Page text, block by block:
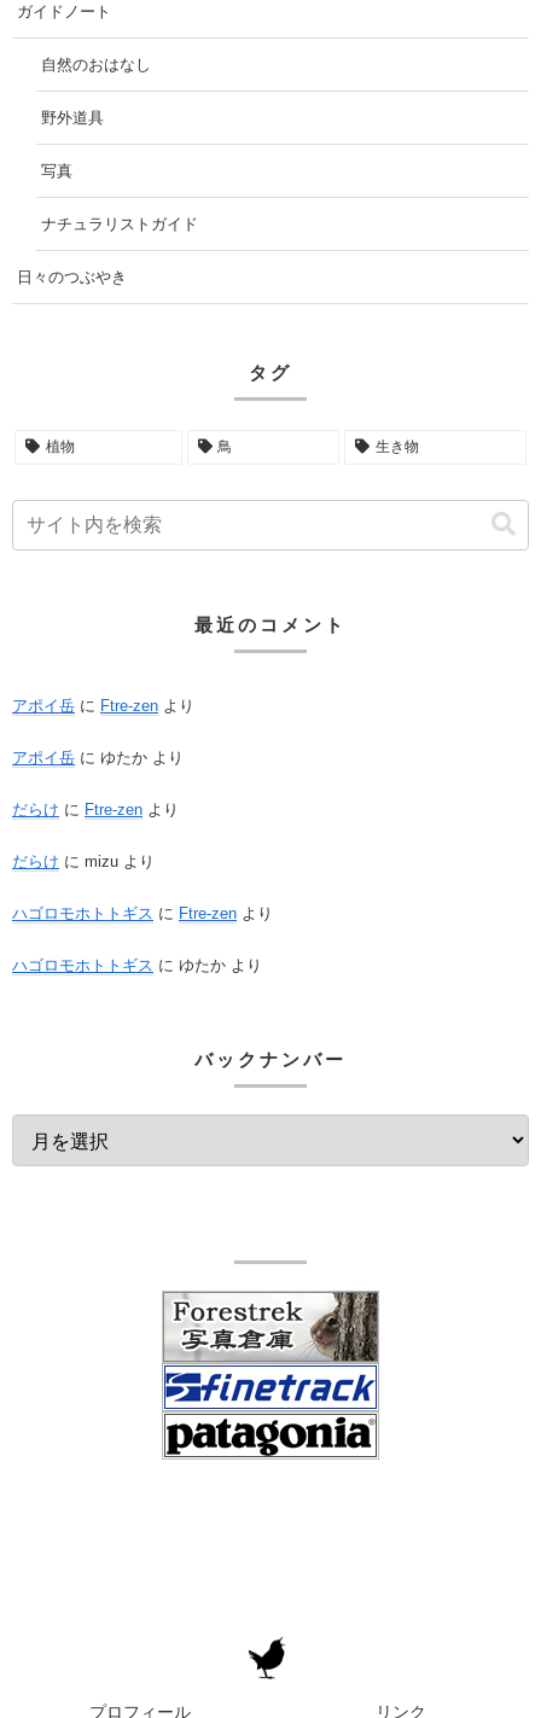
ガイドノート
自然のおはなし
野外道具
写真
ナチュラリストガイド
日々のつぶやき
タグ
植物 鳥 生き物
最近のコメント
アポイ岳 に Ftre-zen より
アポイ岳 に ゆたか より
だらけ に Ftre-zen より
だらけ に mizu より
ハゴロモホトトギス に Ftre-zen より
ハゴロモホトトギス に ゆたか より
バックナンバー
プロフィール リンク